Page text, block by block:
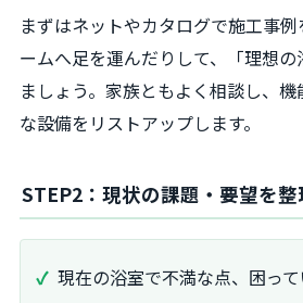
まずはネットやカタログで施工事
ームへ足を運んだりして、「理想
ましょう。家族ともよく相談し、
な設備をリストアップします。
STEP2：現状の課題・要望を整
現在の浴室で不満な点、困っ